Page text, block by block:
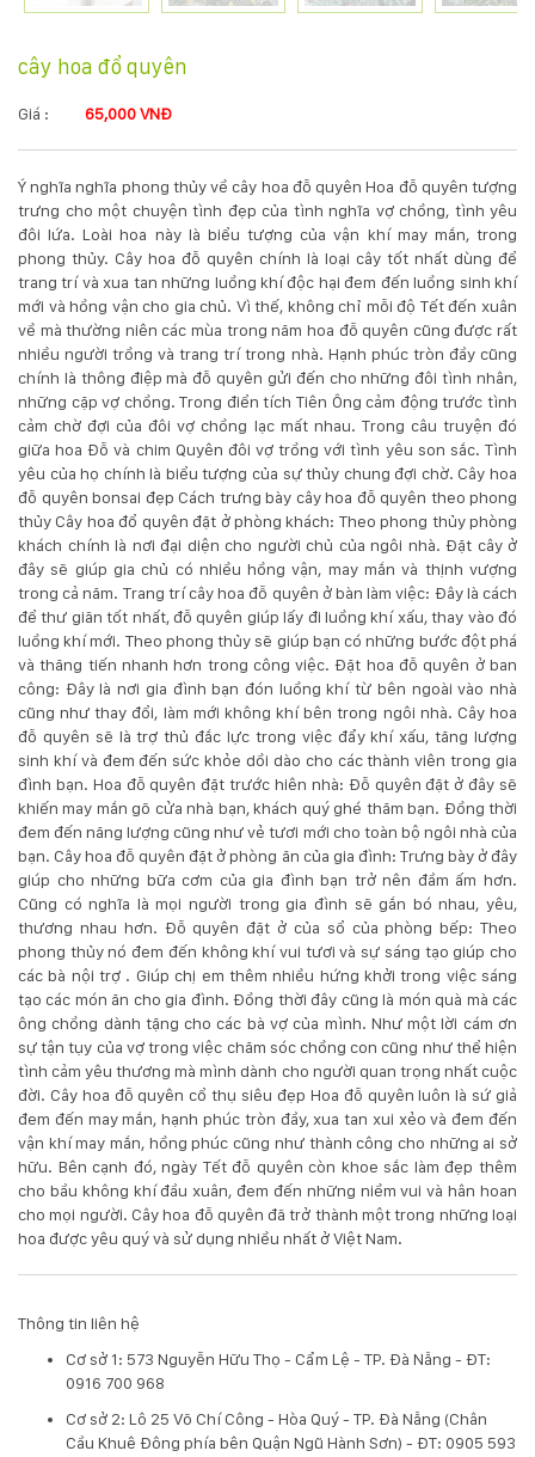
LIÊN
HỆ
Hotline
:
0931.914.968
hoasenvietdn@gmail.com
573
Nguyễn
Hữu
Thọ
-
Cẩm
Lệ
-
Đà
nẵng
132
-
168
Võ
Chí
Công
-
Hòa
Quý
-
TP.
Đà
Nẵng
cây hoa đổ quyên
Giá : 65,000 VNĐ
Ý nghĩa nghĩa phong thủy về cây hoa đỗ quyên Hoa đỗ quyên tượng
trưng cho một chuyện tình đẹp của tình nghĩa vợ chồng, tình yêu
đôi lứa. Loài hoa này là biểu tượng của vận khí may mắn, trong
phong thủy. Cây hoa đỗ quyên chính là loại cây tốt nhất dùng để
trang trí và xua tan những luồng khí độc hại đem đến luồng sinh khí
mới và hồng vận cho gia chủ. Vì thế, không chỉ mỗi độ Tết đến xuân
về mà thường niên các mùa trong năm hoa đỗ quyên cũng được rất
nhiều người trồng và trang trí trong nhà. Hạnh phúc tròn đầy cũng
chính là thông điệp mà đỗ quyên gửi đến cho những đôi tình nhân,
những cặp vợ chồng. Trong điển tích Tiên Ông cảm động trước tình
cảm chờ đợi của đôi vợ chồng lạc mất nhau. Trong câu truyện đó
giữa hoa Đỗ và chim Quyên đôi vợ trồng với tình yêu son sắc. Tình
yêu của họ chính là biểu tượng của sự thủy chung đợi chờ. Cây hoa
đỗ quyên bonsai đẹp Cách trưng bày cây hoa đỗ quyên theo phong
thủy Cây hoa đổ quyên đặt ở phòng khách: Theo phong thủy phòng
khách chính là nơi đại diện cho người chủ của ngôi nhà. Đặt cây ở
đây sẽ giúp gia chủ có nhiều hồng vận, may mắn và thịnh vượng
trong cả năm. Trang trí cây hoa đỗ quyên ở bàn làm việc: Đây là cách
để thư giãn tốt nhất, đỗ quyên giúp lấy đi luồng khí xấu, thay vào đó
luồng khí mới. Theo phong thủy sẽ giúp bạn có những bước đột phá
và thăng tiến nhanh hơn trong công việc. Đặt hoa đỗ quyên ở ban
công: Đây là nơi gia đình bạn đón luồng khí từ bên ngoài vào nhà
cũng như thay đổi, làm mới không khí bên trong ngôi nhà. Cây hoa
đỗ quyên sẽ là trợ thủ đắc lực trong việc đẩy khí xấu, tăng lượng
sinh khí và đem đến sức khỏe dồi dào cho các thành viên trong gia
đình bạn. Hoa đỗ quyên đặt trước hiên nhà: Đỗ quyên đặt ở đây sẽ
khiến may mắn gõ cửa nhà bạn, khách quý ghé thăm bạn. Đồng thời
đem đến năng lượng cũng như vẻ tươi mới cho toàn bộ ngôi nhà của
bạn. Cây hoa đỗ quyên đặt ở phòng ăn của gia đình: Trưng bày ở đây
giúp cho những bữa cơm của gia đình bạn trở nên đầm ấm hơn.
Cũng có nghĩa là mọi người trong gia đình sẽ gắn bó nhau, yêu,
thương nhau hơn. Đỗ quyên đặt ở của sổ của phòng bếp: Theo
phong thủy nó đem đến không khí vui tươi và sự sáng tạo giúp cho
các bà nội trợ . Giúp chị em thêm nhiều hứng khởi trong việc sáng
tạo các món ăn cho gia đình. Đồng thời đây cũng là món quà mà các
ông chồng dành tặng cho các bà vợ của mình. Như một lời cám ơn
sự tận tụy của vợ trong việc chăm sóc chồng con cũng như thể hiện
tình cảm yêu thương mà mình dành cho người quan trọng nhất cuộc
đời. Cây hoa đỗ quyên cổ thụ siêu đẹp Hoa đỗ quyên luôn là sứ giả
đem đến may mắn, hạnh phúc tròn đầy, xua tan xui xẻo và đem đến
vận khí may mắn, hồng phúc cũng như thành công cho những ai sở
hữu. Bên cạnh đó, ngày Tết đỗ quyên còn khoe sắc làm đẹp thêm
cho bầu không khí đầu xuân, đem đến những niềm vui và hân hoan
cho mọi người. Cây hoa đỗ quyên đã trở thành một trong những loại
hoa được yêu quý và sử dụng nhiều nhất ở Việt Nam.
Thông tin liên hệ
Cơ sở 1: 573 Nguyễn Hữu Thọ - Cẩm Lệ - TP. Đà Nẵng - ĐT:
0916 700 968
Cơ sở 2: Lô 25 Võ Chí Công - Hòa Quý - TP. Đà Nẵng (Chân
Cầu Khuê Đông phía bên Quận Ngũ Hành Sơn) - ĐT: 0905 593